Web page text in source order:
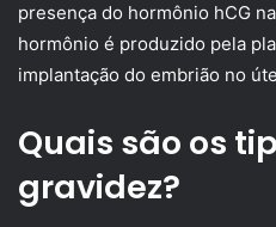
presença do hormônio hCG
hormônio é produzido pela
implantação do embrião no
Quais são os
gravidez?